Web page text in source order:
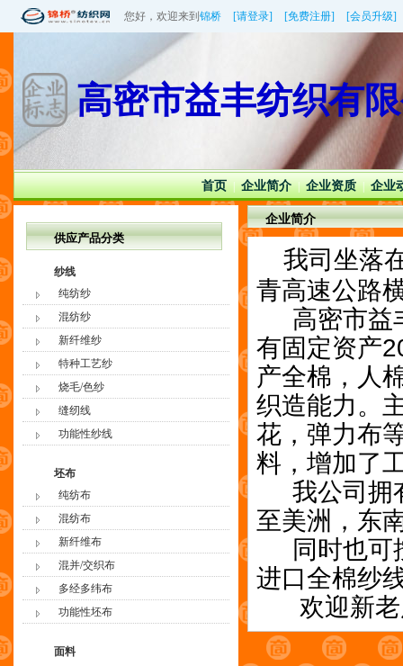
您好，欢迎来到 锦桥 [请登录] [免费注册] [会员升级]
高密市益丰纺织有
首页 | 企业简介 | 企业资质 | 企业
供应产品分类
纱线
纯纺纱
混纺纱
新纤维纱
特种工艺纱
烧毛/色纱
缝纫线
功能性纱线
坯布
纯纺布
混纺布
新纤维布
混并/交织布
多经多纬布
功能性坯布
面料
企业简介
我司坐落
青高速公路
高密市益
有固定资产
产全棉，人
织造能力。
花，弹力布
料，增加了
我公司拥
至美洲，东
同时也可
进口全棉纱
欢迎新老